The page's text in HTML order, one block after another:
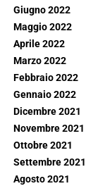
Giugno 2022
Maggio 2022
Aprile 2022
Marzo 2022
Febbraio 2022
Gennaio 2022
Dicembre 2021
Novembre 2021
Ottobre 2021
Settembre 2021
Agosto 2021